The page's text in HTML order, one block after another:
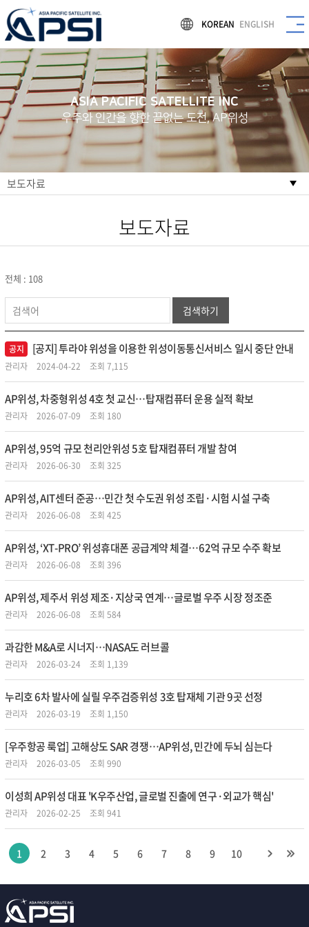
KOREAN ENGLISH
ASIA PACIFIC SATELLITE INC
우주와 인간을 향한 끝없는 도전, AP위성
보도자료
보도자료
전체 : 108
검색하기
공지 [공지] 투라야 위성을 이용한 위성이동통신서비스 일시 중단 안내
관리자 2024-04-22 조회 7,115
AP위성, 차중형위성 4호 첫 교신…탑재컴퓨터 운용 실적 확보
관리자 2026-07-09 조회 180
AP위성, 95억 규모 천리안위성 5호 탑재컴퓨터 개발 참여
관리자 2026-06-30 조회 325
AP위성, AIT센터 준공…민간 첫 수도권 위성 조립·시험 시설 구축
관리자 2026-06-08 조회 425
AP위성, ‘XT-PRO’ 위성휴대폰 공급계약 체결…62억 규모 수주 확보
관리자 2026-06-08 조회 396
AP위성, 제주서 위성 제조·지상국 연계…글로벌 우주 시장 정조준
관리자 2026-06-08 조회 584
과감한 M&A로 시너지…NASA도 러브콜
관리자 2026-03-24 조회 1,139
누리호 6차 발사에 실릴 우주검증위성 3호 탑재체 기관 9곳 선정
관리자 2026-03-19 조회 1,150
[우주항공 룩업] 고해상도 SAR 경쟁…AP위성, 민간에 두뇌 심는다
관리자 2026-03-05 조회 990
이성희 AP위성 대표 'K우주산업, 글로벌 진출에 연구·외교가 핵심'
관리자 2026-02-25 조회 941
1 2 3 4 5 6 7 8 9 10